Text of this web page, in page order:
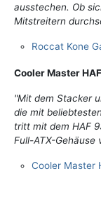
ausstechen. Ob
Mitstreitern
Roccat Kone
Cooler Master
"Mit dem Stacker
die mit
tritt mit dem HAF
Full-ATX-Gehäuse
Cooler Master